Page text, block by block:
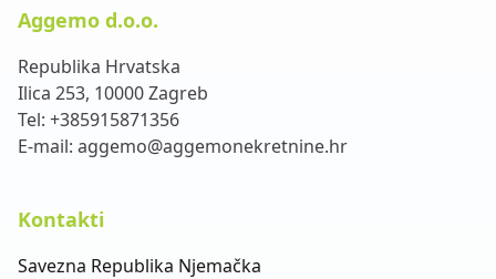
Aggemo d.o.o.
Republika Hrvatska
Ilica 253, 10000 Zagreb
Tel: +385915871356
E-mail: aggemo@aggemonekretnine.hr
Kontakti
Savezna Republika Njemačka